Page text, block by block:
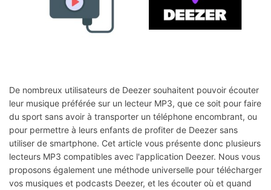
De nombreux utilisateurs de Deezer souhaitent pouvoir écouter
leur musique préférée sur un lecteur MP3, que ce soit pour faire
du sport sans avoir à transporter un téléphone encombrant, ou
pour permettre à leurs enfants de profiter de Deezer sans
utiliser de smartphone. Cet article vous présente donc plusieurs
lecteurs MP3 compatibles avec l'application Deezer. Nous vous
proposons également une méthode universelle pour télécharger
vos musiques et podcasts Deezer, et les écouter où et quand